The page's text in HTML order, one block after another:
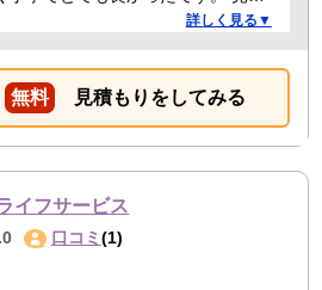
もありませんでした。 ありがとう
詳しく見る▼
無料 見積もりをしてみる
イフサービス
口コミ (1)